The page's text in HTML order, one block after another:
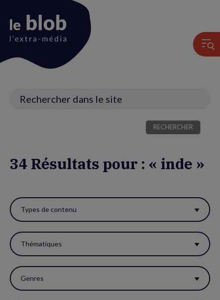
34 Résultats pour : « inde »
ces
filtres
pour
réactualiser
la
page.
Types de contenu
Thématiques
Genres